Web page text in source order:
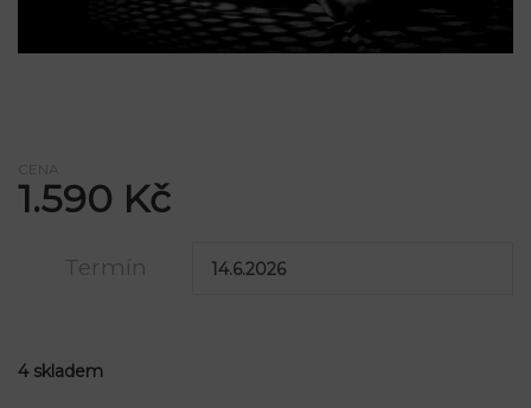
CENA
1.590 Kč
Termín 14.6.2026
4 skladem